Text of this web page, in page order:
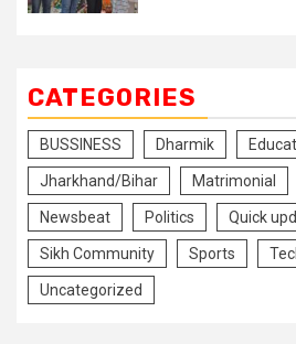
CATEGORIES
BUSSINESS Dharmik
Jharkhand/Bihar Matrimonial
Newsbeat Politics Quick
Sikh Community Sports
Uncategorized